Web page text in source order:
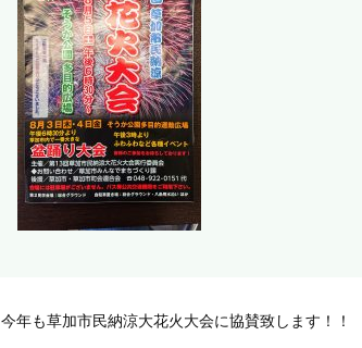
今年も草加市民納涼大花火大会に協賛致します！！